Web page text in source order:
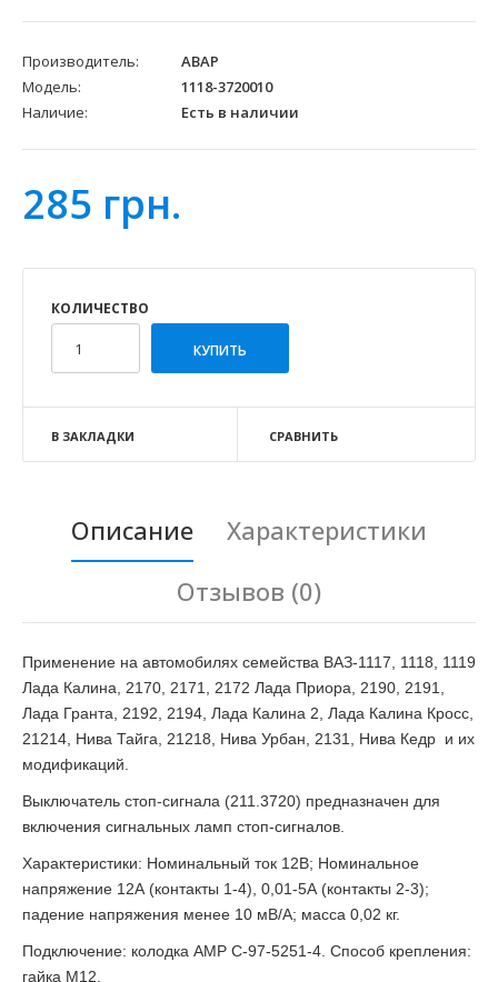
Производитель:
АВАР
Модель:
1118-3720010
Наличие:
Есть в наличии
285 грн.
КОЛИЧЕСТВО
В ЗАКЛАДКИ СРАВНИТЬ
Описание
Характеристики
Отзывов (0)
Применение на автомобилях семейства ВАЗ-1117, 1118, 1119
Лада Калина, 2170, 2171, 2172 Лада Приора, 2190, 2191,
Лада Гранта, 2192, 2194, Лада Калина 2, Лада Калина Кросс,
21214, Нива Тайга, 21218, Нива Урбан, 2131, Нива Кедр и их
модификаций.
Выключатель стоп-сигнала (211.3720) предназначен для
включения сигнальных ламп стоп-сигналов.
Характеристики: Номинальный ток 12В; Номинальное
напряжение 12А (контакты 1-4), 0,01-5А (контакты 2-3);
падение напряжения менее 10 мВ/А; масса 0,02 кг.
Подключение: колодка AMP C-97-5251-4. Способ крепления:
гайка М12.